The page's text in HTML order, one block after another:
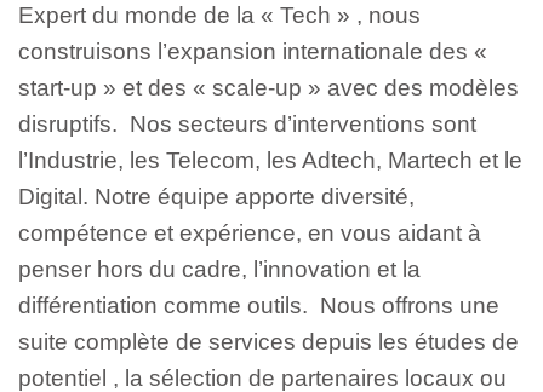
Expert du monde de la « Tech » , nous
construisons l’expansion internationale des «
start-up » et des « scale-up » avec des modèles
disruptifs. Nos secteurs d’interventions sont
l’Industrie, les Telecom, les Adtech, Martech et le
Digital. Notre équipe apporte diversité,
compétence et expérience, en vous aidant à
penser hors du cadre, l’innovation et la
différentiation comme outils. Nous offrons une
suite complète de services depuis les études de
potentiel , la sélection de partenaires locaux ou